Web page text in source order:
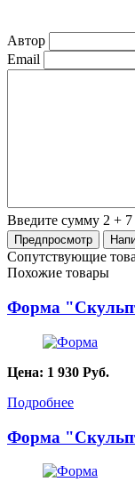
Автор
Email
Введите сумму 2 + 7
Сопутствующие
Похожие товары
Форма
Цена: 1 930 Руб.
Подробнее
Форма